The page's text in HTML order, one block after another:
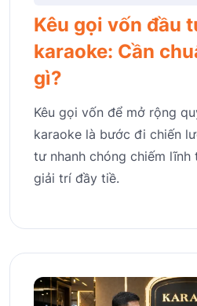
Kêu gọi vốn đầu
karaoke: Cần
gì?
Kêu gọi vốn để mở rộng
karaoke là bước đi chiến
tư nhanh chóng chiếm
giải trí đầy tiề.